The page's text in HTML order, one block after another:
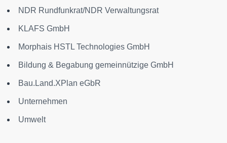
NDR Rundfunkrat/NDR Verwaltungsrat
KLAFS GmbH
Morphais HSTL Technologies GmbH
Bildung & Begabung gemeinnützige GmbH
Bau.Land.XPlan eGbR
Unternehmen
Umwelt